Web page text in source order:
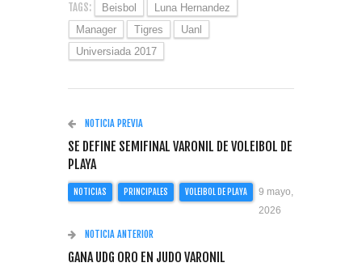
TAGS: Beisbol
Luna Hernandez
Manager
Tigres
Uanl
Universiada 2017
NOTICIA PREVIA
SE DEFINE SEMIFINAL VARONIL DE VOLEIBOL DE
PLAYA
NOTICIAS PRINCIPALES VOLEIBOL DE PLAYA
9 mayo,
2026
NOTICIA ANTERIOR
GANA UDG ORO EN JUDO VARONIL